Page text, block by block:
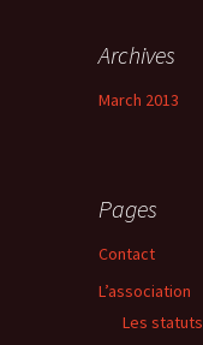
Archives
March 2013
Pages
Contact
L’association
Les statuts